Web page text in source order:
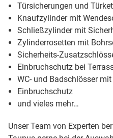
Türsicherungen und
Knaufzylinder mit
Schließzylinder mit
Zylinderrosetten mit
Sicherheits-
Einbruchschutz bei
WC- und Badschlösser
Einbruchschutz
und vieles mehr…
Unser Team von Experten